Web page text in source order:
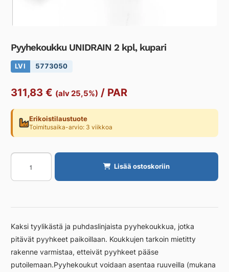
Pyyhekoukku UNIDRAIN 2 kpl, kupari
LVI 5773050
311,83 € (alv 25,5%) / PAR
Erikoistilaustuote
Toimitusaika-arvio: 3 viikkoa
Pyyhekoukku
UNIDRAIN
2
Lisää ostoskoriin
Kaksi tyylikästä ja puhdaslinjaista pyyhekoukkua, jotka
pitävät pyyhkeet paikoillaan. Koukkujen tarkoin mietitty
rakenne varmistaa, etteivät pyyhkeet pääse
putoilemaan.Pyyhekoukut voidaan asentaa ruuveilla (mukana